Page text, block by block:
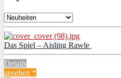
Das Spiel – Aisling Rawle
Details
ansehen *